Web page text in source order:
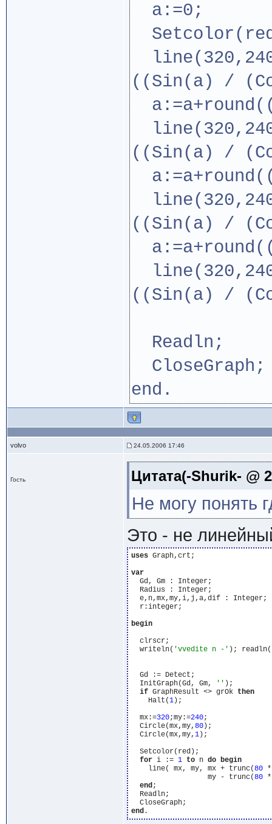
a:=0;
((Sin(a) /
((Sin(a) /
((Sin(a) /
((Sin(a) /
Readln;
CloseGraph;
end.
volvo 24.05.2006 17:46
Гость Цитата(-Shurik- @
Не могу понять
Это - не
uses Graph,crt;
var
  Gd, Gm : Integer;
  Radius : Integer;
  e,n,mx,my,i,j,a,dif : Integer;
  r:integer;
begin
  clrscr;
  writeln(
'vvedite n -' );
  Gd := Detect;
  InitGraph(Gd, Gm,
'' );
if GraphResult <> grOk then
    Halt(
1);
  mx:=
320;my:=240;
  Circle(mx,my,
80);
  Circle(mx,my,
1);
  Setcolor(red);
for i := 1 to n do begin
    line( mx, my, mx + trunc(
80 *
                  my - trunc(
80 *
end;
  Readln;
end